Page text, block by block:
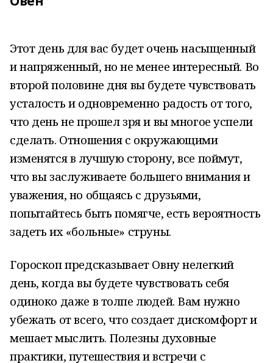
Этот день для вас будет очень насыщенный
и напряженный, но не менее интересный. Во
второй половине дня вы будете чувствовать
усталость и одновременно радость от того,
что день не прошел зря и вы многое успели
сделать. Отношения с окружающими
изменятся в лучшую сторону, все поймут,
что вы заслуживаете большего внимания и
уважения, но общаясь с друзьями,
попытайтесь быть помягче, есть вероятность
задеть их «больные» струны.
Гороскоп предсказывает Овну нелегкий
день, когда вы будете чувствовать себя
одиноко даже в толпе людей. Вам нужно
убежать от всего, что создает дискомфорт и
мешает мыслить. Полезны духовные
практики, путешествия и встречи с